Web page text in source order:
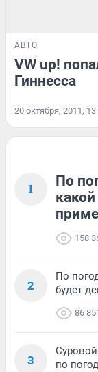
АВТО
VW up!
Гиннесса
20 октября, 2011,
1
По
158
2
По
будет
86
3
по